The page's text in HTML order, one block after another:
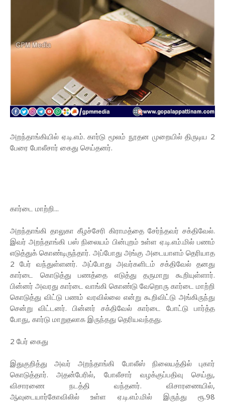
அறந்தாங்கியில் ஏ.டி.எம். கார்டு மூலம் நூதன முறையில் திருடிய 2
பேரை போலீசார் கைது செய்தனர்.
கார்டை மாற்றி...
அறந்தாங்கி தாலுகா கீழச்சேரி கிராமத்தை சேர்ந்தவர் சக்திவேல்.
இவர் அறந்தாங்கி பஸ் நிலையம் பின்புறம் உள்ள ஏ.டி.எம்.மில் பணம்
எடுத்துக் கொண்டிருந்தார். அப்போது அங்கு அடையாளம் தெரியாத
2 பேர் வந்துள்ளனர். அப்போது அவர்களிடம் சக்திவேல் தனது
கார்டை கொடுத்து பணத்தை எடுத்து தருமாறு கூறியுள்ளார்.
பின்னர் அவரது கார்டை வாங்கி கொண்டு வேறொரு கார்டை மாற்றி
கொடுத்து விட்டு பணம் வரவில்லை என்று கூறிவிட்டு அங்கிருந்து
சென்று விட்டனர். பின்னர் சக்திவேல் கார்டை போட்டு பார்த்த
போது, கார்டு மாறுதலாக இருந்தது தெரியவந்தது.
2 பேர் கைது
இதுகுறித்து அவர் அறந்தாங்கி போலீஸ் நிலையத்தில் புகார்
கொடுத்தார். அதன்பேரில், போலீசார் வழக்குப்பதிவு செய்து,
விசாரணை நடத்தி வந்தனர். விசாரணையில்,
ஆவுடையார்கோவிலில் உள்ள ஏ.டி.எம்.மில் இருந்து ரூ.98